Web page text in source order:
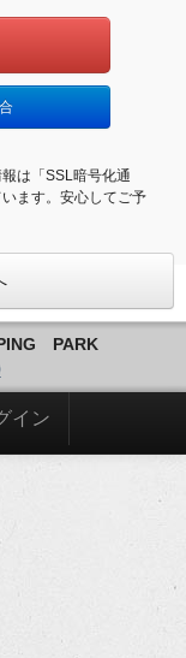
は「SSL暗号化通
ます。安心してご予
PARK
イン